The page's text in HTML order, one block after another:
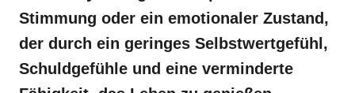
Stimmung oder ein emotionaler Zustand,
der durch ein geringes Selbstwertgefühl,
Schuldgefühle und eine verminderte